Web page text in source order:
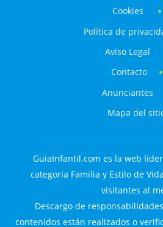
Cookies
Política de
Aviso Legal
Contacto
Anunciantes
Mapa del
GuiaInfantil.com es la web
categoría Familia y Estilo de
visitantes al
Descargo de
contenidos están realizados o